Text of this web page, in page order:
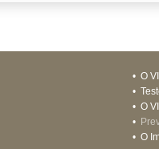
• O
•
• O
•
• O